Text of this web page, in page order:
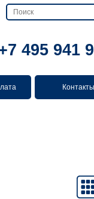
495 941
Контакты